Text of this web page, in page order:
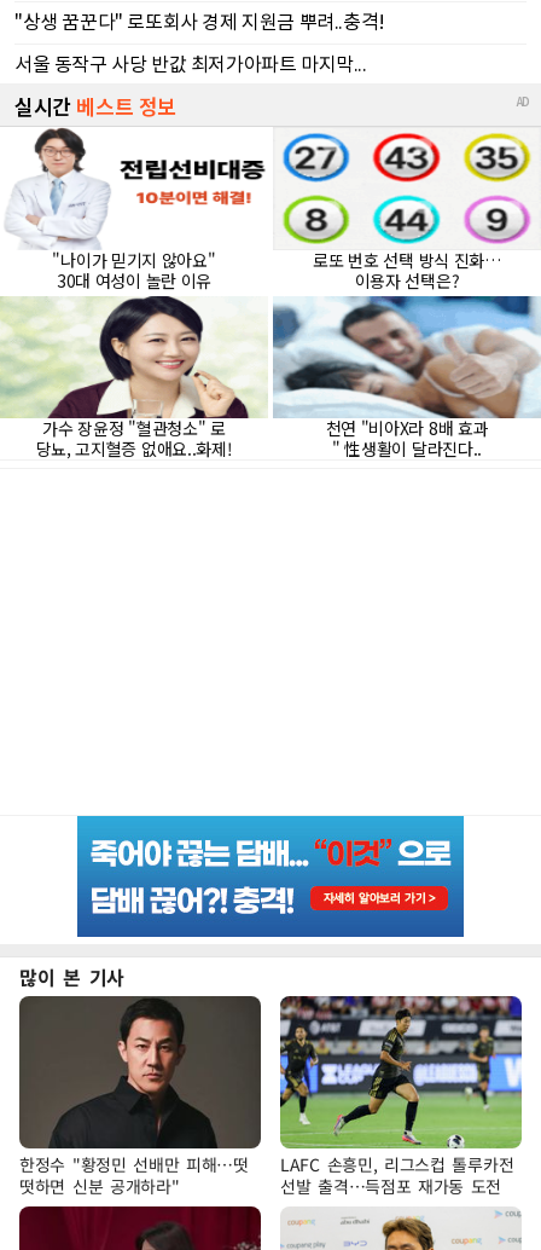
많이 본 기사
한정수 "황정민 선배만 피해…떳
떳하면 신분 공개하라"
LAFC 손흥민, 리그스컵 톨루카전
선발 출격…득점포 재가동 도전